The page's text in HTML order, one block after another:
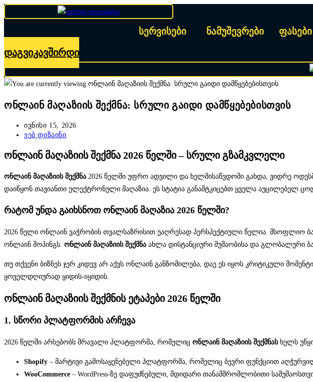
სერვისები ნამუშევრები ფასები
დაგვიკავშირდი
ონლაინ მაღაზიის შექმნა: სრული გაიდი დამწყებებისთვის
Post
published:
ივნისი 15, 2026
Post
ვებ დიზაინი
ონლაინ მაღაზიის შექმნა 2026 წელში – სრული გზამკვლელი
ონლაინ მაღაზიის შექმნა 2026 წელში უფრო ადვილი და ხელმისაწვდომი გახდა, ვიდრე
დაიწყონ თავიანთი ელექტრონული მაღაზია. ეს სტატია განამტკიცებთ ყველა აუცილებელ
რატომ უნდა გაიხსნოთ ონლაინ მაღაზია 2026 წელში?
2026 წელი ონლაინ ვაჭრობის თვალსაზრისით უაღრესად პერსპექტიული წელია.
ონლაინ შოპინგს. ონლაინ მაღაზიის შექმნა ახლა დისტანციური მუშაობისა და გლობალური
თუ თქვენი ბიზნეს ჯერ კიდევ არ აქვს ონლაინ განზომილება, დაე ეს იყოს კრიტიკული
ყოველდღიურად ყიდის-იყიდის.
ონლაინ მაღაზიის შექმნის ეტაპები 2026 წელში
1. სწორი პლატფორმის არჩევა
2026 წელში არსებობს მრავალი პლატფორმა, რომელიც ონლაინ მაღაზიის შექმნასხელს
Shopify – მარტივი გამოსაყენებელი პლატფორმა, რომელიც ბევრი ფუნქციით
WooCommerce – WordPress-ზე დაფუძნებული, მდიდარი თანამშრომლობითი